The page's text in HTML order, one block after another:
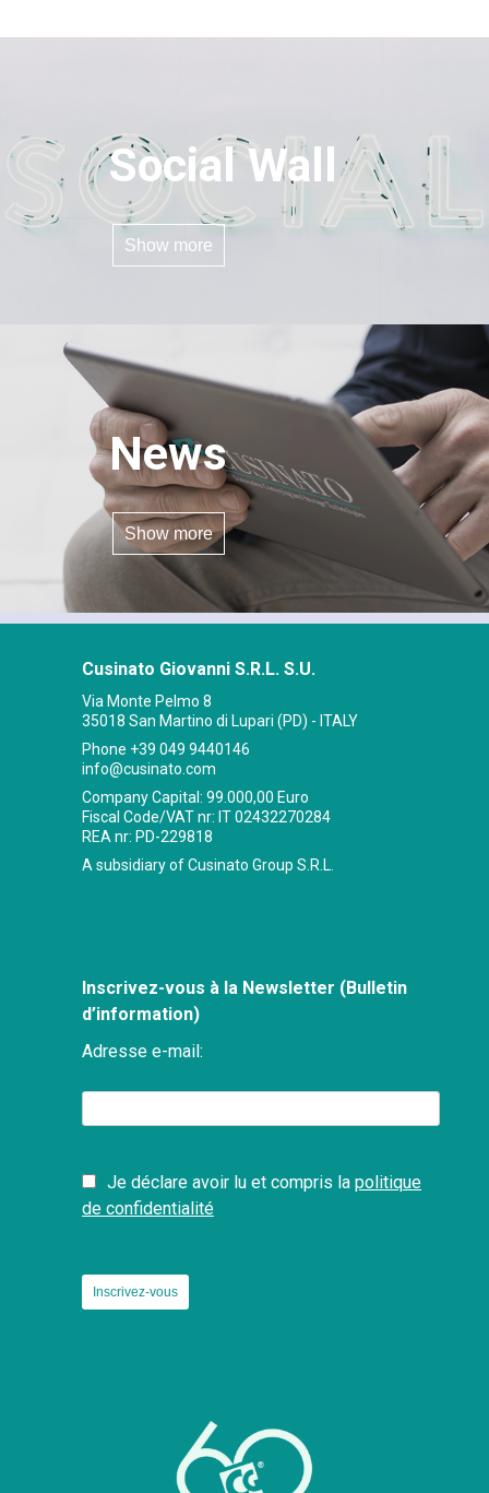
Social Wall
Show more
News
Show more
Cusinato Giovanni S.R.L. S.U.
Via Monte Pelmo 8
35018 San Martino di Lupari (PD) - ITALY
Phone +39 049 9440146
info@cusinato.com
Company Capital: 99.000,00 Euro
Fiscal Code/VAT nr: IT 02432270284
REA nr: PD-229818
A subsidiary of Cusinato Group S.R.L.
Inscrivez-vous à la Newsletter (Bulletin
d’information)
Adresse e-mail:
Je déclare avoir lu et compris la politique
de confidentialité